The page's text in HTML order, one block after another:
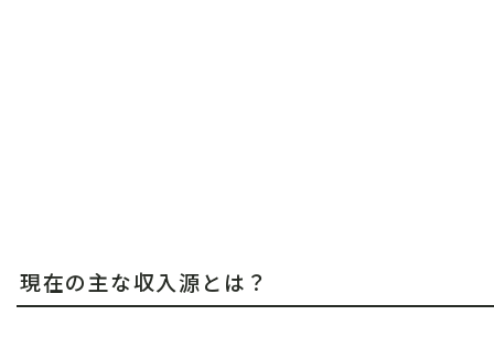
現在の主な収入源とは？